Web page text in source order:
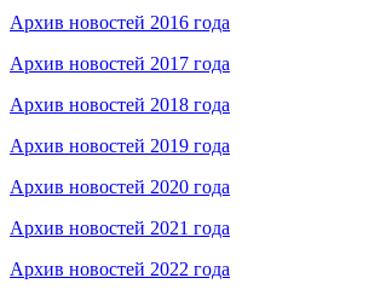
Архив новостей 2016 года
Архив новостей 2017 года
Архив новостей 2018 года
Архив новостей 2019 года
Архив новостей 2020 года
Архив новостей 2021 года
Архив новостей 2022 года